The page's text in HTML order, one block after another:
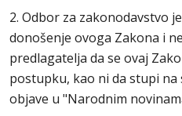
2. Odbor za zakonodavstvo
donošenje ovoga Zakona i
predlagatelja da se ovaj
postupku, kao ni da stupi
objave u "Narodnim